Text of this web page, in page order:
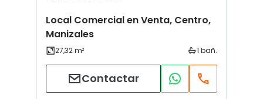
Local Comercial en Venta, Centro,
Manizales
Contactar